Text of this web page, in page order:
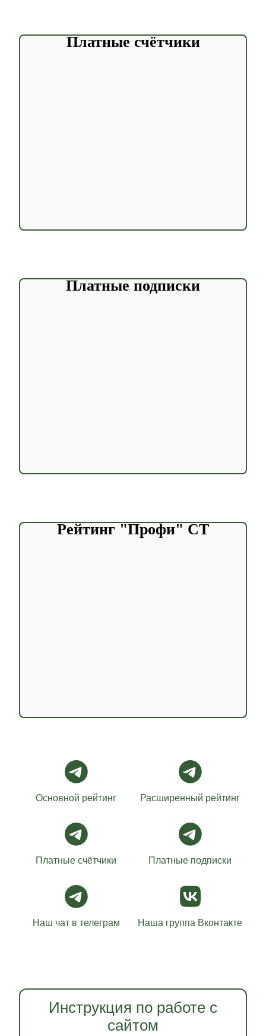
Платные счётчики
Платные подписки
Рейтинг "Профи" CT
Основной рейтинг Расширенный рейтинг
Платные счётчики Платные подписки
Наш чат в телеграм Наша группа Вконтакте
Инструкция по работе с
сайтом